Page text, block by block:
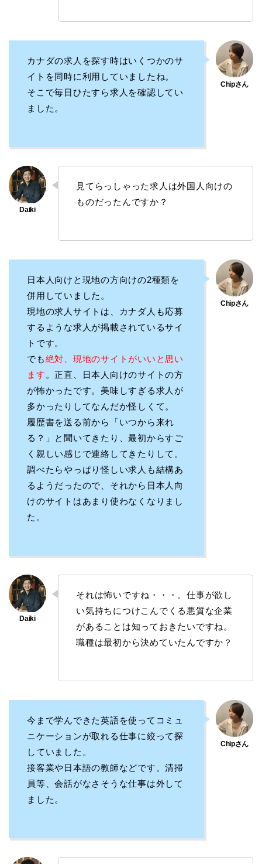
カナダの求人を探す時はいくつかのサ
イトを同時に利用していましたね。
そこで毎日ひたすら求人を確認してい
ました。
見てらっしゃった求人は外国人向けの
ものだったんですか？
日本人向けと現地の方向けの2種類を
併用していました。
現地の求人サイトは、カナダ人も応募
するような求人が掲載されているサイ
トです。
でも絶対、現地のサイトがいいと思い
ます 。正直、日本人向けのサイトの方
が怖かったです。美味しすぎる求人が
多かったりしてなんだか怪しくて。
履歴書を送る前から「いつから来れ
る？」と聞いてきたり、最初からすご
く親しい感じで連絡してきたりして。
調べたらやっぱり怪しい求人も結構あ
るようだったので、それから日本人向
けのサイトはあまり使わなくなりまし
た。
それは怖いですね・・・。仕事が欲し
い気持ちにつけこんでくる悪質な企業
があることは知っておきたいですね。
職種は最初から決めていたんですか？
今まで学んできた英語を使ってコミュ
ニケーションが取れる仕事に絞って探
していました。
接客業や日本語の教師などです。清掃
員等、会話がなさそうな仕事は外して
ました。